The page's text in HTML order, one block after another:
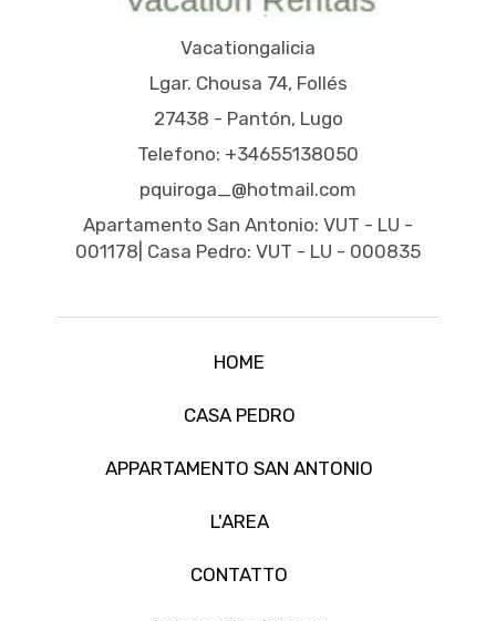
Vacationgalicia
Lgar. Chousa 74, Follés
27438 - Pantón, Lugo
Telefono: +34655138050
pquiroga_@hotmail.com
Apartamento San Antonio: VUT - LU -
001178| Casa Pedro: VUT - LU - 000835
HOME
CASA PEDRO
APPARTAMENTO SAN ANTONIO
L'AREA
CONTATTO